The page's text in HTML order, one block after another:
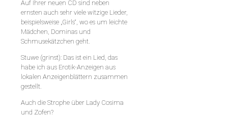
Auf Ihrer neuen CD sind neben
ernsten auch sehr viele witzige Lieder,
beispielsweise „Girls“, wo es um leichte
Mädchen, Dominas und
Schmusekätzchen geht.
Stuwe (grinst): Das ist ein Lied, das
habe ich aus Erotik-Anzeigen aus
lokalen Anzeigenblättern zusammen
gestellt.
Auch die Strophe über Lady Cosima
und Zofen?